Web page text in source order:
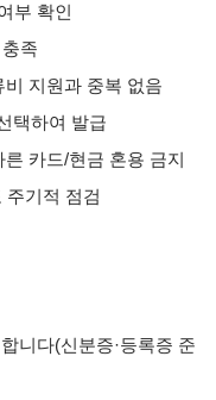
부 확인
족
지원과 중복 없음
택하여 발급
카드/현금 혼용 금지
주기적 점검
니다(신분증·등록증 준